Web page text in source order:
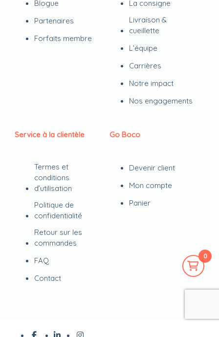
0
Blogue
Partenaires
Forfaits membre
La consigne
Livraison &
cueillette
L’équipe
Carrières
Notre impact
Nos engagements
Service à la clientèle
Termes et
conditions
d’utilisation
Politique de
confidentialité
Retour sur les
commandes
FAQ
Contact
Go Boco
Devenir client
Mon compte
Panier